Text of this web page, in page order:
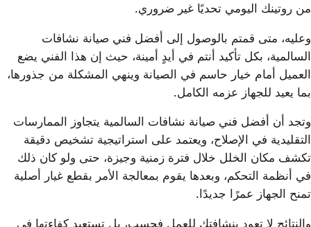
من روتينك اليومي تحديًا غير ضروري.
وعليه، متى قمتم بالوصول إلى أفضل فني صيانة نشافات
السالمية، بكل تأكيد أنتم في أيدٍ أمينة، حيث إن هذا الفني يضع
العميل أمام خيار حاسم في الصيانة وينهي المشكلة من جذورها،
بما يعيد للجهاز عزمه الكامل.
وتجد أن أفضل فني صيانة نشافات السالمية يتجاوز الممارسات
التقليدية في الإصلاح، ويعتمد على استراتيجية تشخيص دقيقة
تكشف مكان الخلل خلال فترة زمنية وجيزة، حتى ولو كان ذلك
في أنظمة التحكم، وبعدها يقوم بمعالجة الأمر بقطع غيار أصلية
تمنح الجهاز عمرًا جديدًا.
والنتائج لا تعود بنشافتك للعمل فحسب، بل تستعيد كفاءتها في